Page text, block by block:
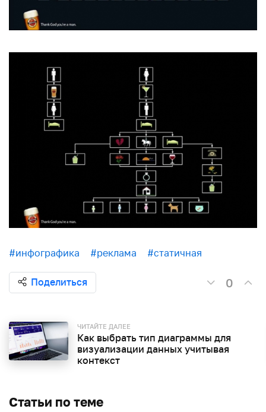
#инфографика #реклама #статичная
Поделиться 0
ЧИТАЙТЕ ДАЛЕЕ
Как выбрать тип диаграммы для
визуализации данных учитывая
контекст
Статьи по теме